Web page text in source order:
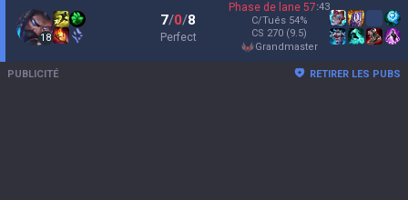
18
7/0/8
Perfect
Phase de lane 57:43
C/Tués 54%
CS 270 (9.5)
grandmaster
PUBLICITÉ RETIRER LES PUBS